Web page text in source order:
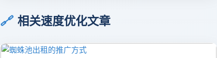
🔗 相关速度优化文章